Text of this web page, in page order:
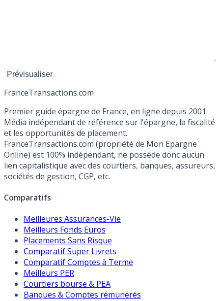
FranceTransactions.com
Premier guide épargne de France, en ligne depuis 2001.
Média indépendant de référence sur l'épargne, la fiscalité
et les opportunités de placement.
FranceTransactions.com (propriété de Mon Epargne
Online) est 100% indépendant, ne possède donc aucun
lien capitalistique avec des courtiers, banques, assureurs,
sociétés de gestion, CGP, etc.
Comparatifs
Meilleures Assurances-Vie
Meilleurs Fonds Euros
Placements Sans Risque
Comparatif Super Livrets
Comparatif Comptes à Terme
Meilleurs PER
Courtiers bourse & PEA
Banques & Comptes rémunérés